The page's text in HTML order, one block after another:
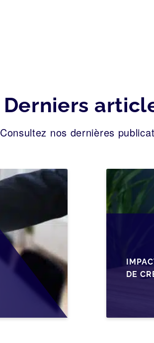
Derniers
Consultez nos dernières
DE